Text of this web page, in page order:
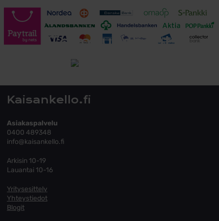
Toimitusehdot
Kaisankello.fi
Asiakaspalvelu
0400 489348
info@kaisankello.fi
Arkisin 10-19
Lauantai 10-16
Yritysesittely
Yhteystiedot
Blogit